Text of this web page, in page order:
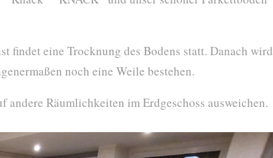
findet eine Trocknung des Bodens statt. Danach wird
noch eine Weile bestehen.
Räumlichkeiten im Erdgeschoss ausweichen.